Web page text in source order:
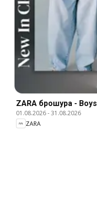
ZARA брошура - Boys
01.08.2026-31.08.2026
ZARA